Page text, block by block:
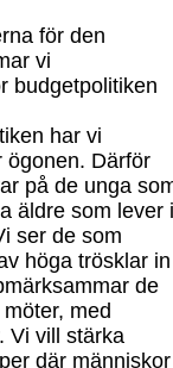
för den
vi
budgetpolitiken
har vi
ögonen. Därför
på de unga
äldre som lever i
ser de som
höga trösklar in
de
med
Vi vill stärka
där människor